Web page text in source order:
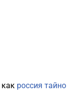
как россия тайно